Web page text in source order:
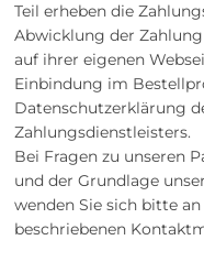
Teil erheben die
Abwicklung der
auf ihrer eigenen
Einbindung im
Datenschutzerklärung
Zahlungsdienstleisters.
Bei Fragen zu unseren
und der Grundlage
wenden Sie sich bitte
beschriebenen